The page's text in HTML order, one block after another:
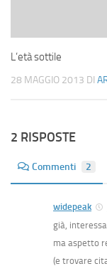
L’età sottile
28 MAGGIO 2013 DI
2 RISPOSTE
Commenti 2
widepeak
già,
ma aspetto
(e trovare